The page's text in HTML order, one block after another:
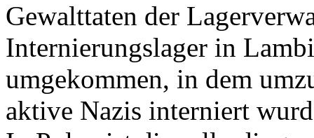
Gewalttaten der
Internierungslager in
umgekommen, in dem
aktive Nazis interniert